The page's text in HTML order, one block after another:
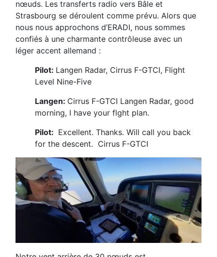
nœuds. Les transferts radio vers Bâle et
Strasbourg se déroulent comme prévu. Alors que
nous nous approchons d’ERADI, nous sommes
confiés à une charmante contrôleuse avec un
léger accent allemand :
Pilot: Langen Radar, Cirrus F-GTCI, Flight
Level Nine-Five
Langen: Cirrus F-GTCI Langen Radar, good
morning, I have your flght plan.
Pilot: Excellent. Thanks. Will call you back
for the descent. Cirrus F-GTCI